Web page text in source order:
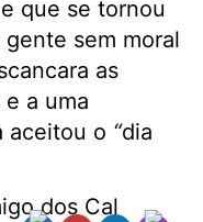
que se tornou
sem moral
as
a uma
aceitou o “dia
dos Cal